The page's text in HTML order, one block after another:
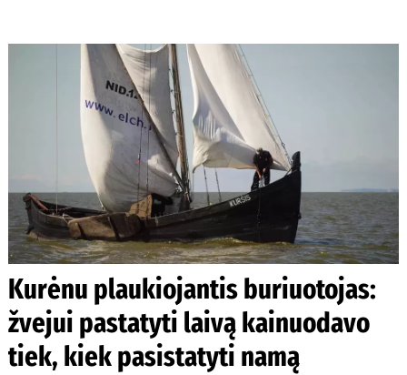
Kurėnu plaukiojantis buriuotojas:
žvejui pastatyti laivą kainuodavo
tiek, kiek pasistatyti namą